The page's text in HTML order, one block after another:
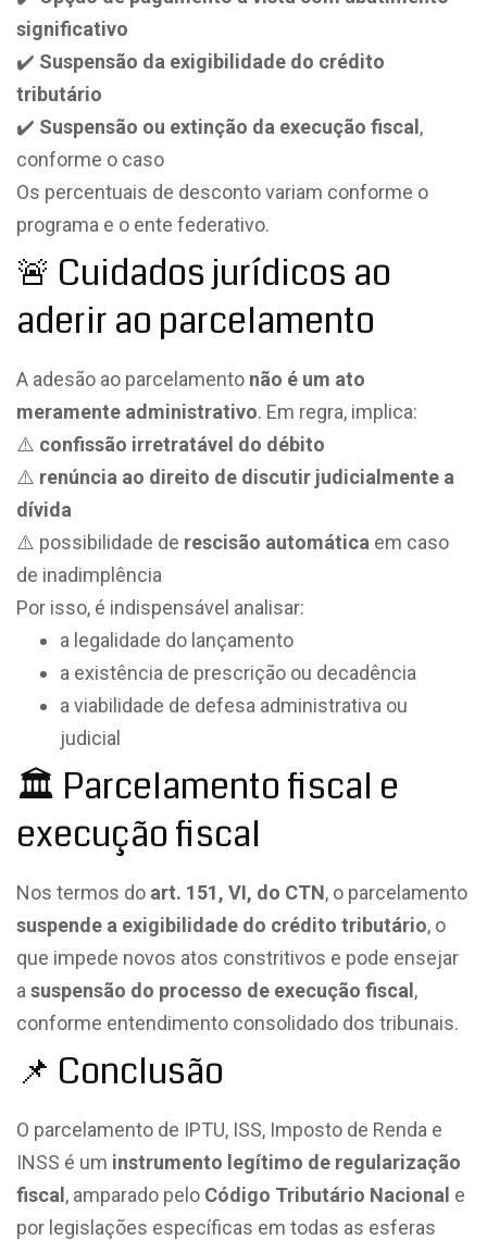
significativo
✔️ Suspensão da exigibilidade do crédito
tributário
✔️ Suspensão ou extinção da execução fiscal ,
conforme o caso
Os percentuais de desconto variam conforme o
programa e o ente federativo.
🚨 Cuidados jurídicos ao
aderir ao parcelamento
A adesão ao parcelamento não é um ato
meramente administrativo. Em regra, implica:
⚠️ confissão irretratável do débito
⚠️ renúncia ao direito de discutir judicialmente a
dívida
⚠️ possibilidade de rescisão automática em caso
de inadimplência
Por isso, é indispensável analisar:
a legalidade do lançamento
a existência de prescrição ou decadência
a viabilidade de defesa administrativa ou
judicial
🏛️ Parcelamento fiscal e
execução fiscal
Nos termos do art. 151, VI, do CTN, o parcelamento
suspende a exigibilidade do crédito tributário, o
que impede novos atos constritivos e pode ensejar
a suspensão do processo de execução fiscal ,
conforme entendimento consolidado dos tribunais.
📌 Conclusão
O parcelamento de IPTU, ISS, Imposto de Renda e
INSS é um instrumento legítimo de regularização
fiscal , amparado pelo Código Tributário Nacional e
por legislações específicas em todas as esferas